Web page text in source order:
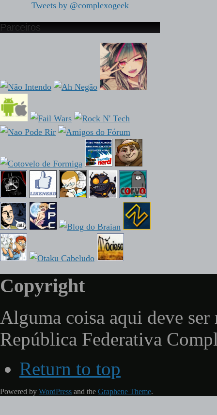
Tweets by @complexogeek
Parceiros
Copyright
Alguma coisa aqui deve ser
República Federativa
Return to top
Powered by WordPress and the Graphene Theme.